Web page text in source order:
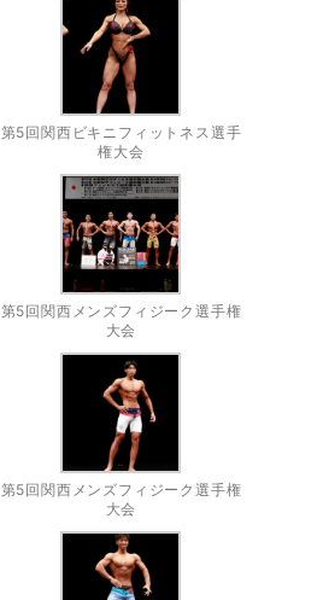
第5回関西ビキニフィットネス選手
権大会
第5回関西メンズフィジーク選手権
大会
第5回関西メンズフィジーク選手権
大会